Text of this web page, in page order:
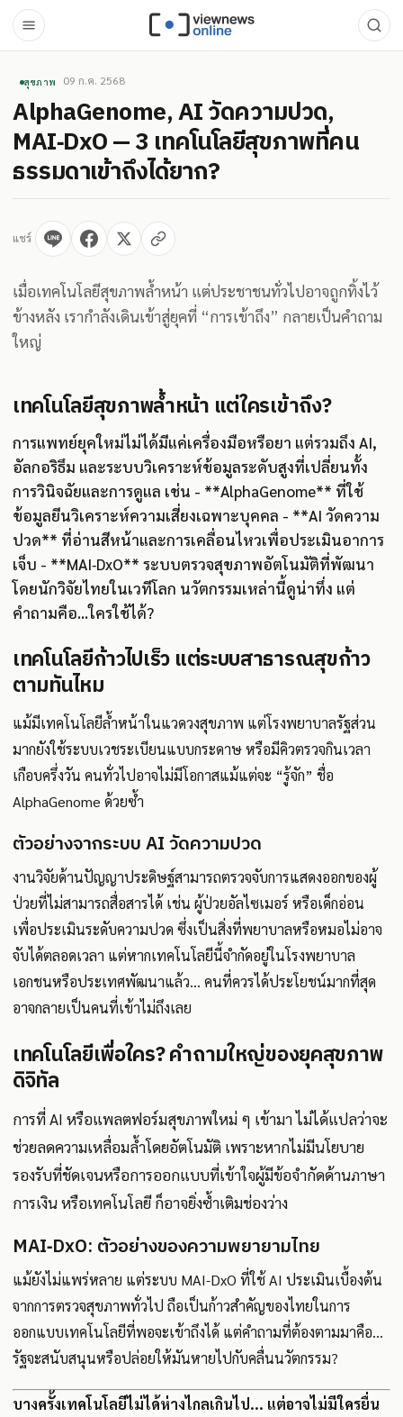
สุขภาพ 09 ก.ค. 2568
AlphaGenome, AI วัดความปวด,
MAI‑DxO — 3 เทคโนโลยีสุขภาพที่คน
ธรรมดาเข้าถึงได้ยาก?
แชร์
เมื่อเทคโนโลยีสุขภาพล้ำหน้า แต่ประชาชนทั่วไปอาจถูกทิ้งไว้
ข้างหลัง เรากำลังเดินเข้าสู่ยุคที่ “การเข้าถึง” กลายเป็นคำถาม
ใหญ่
เทคโนโลยีสุขภาพล้ำหน้า แต่ใครเข้าถึง?
การแพทย์ยุคใหม่ไม่ได้มีแค่เครื่องมือหรือยา แต่รวมถึง AI,
อัลกอริธึม และระบบวิเคราะห์ข้อมูลระดับสูงที่เปลี่ยนทั้ง
การวินิจฉัยและการดูแล เช่น - **AlphaGenome** ที่ใช้
ข้อมูลยีนวิเคราะห์ความเสี่ยงเฉพาะบุคคล - **AI วัดความ
ปวด** ที่อ่านสีหน้าและการเคลื่อนไหวเพื่อประเมินอาการ
เจ็บ - **MAI‑DxO** ระบบตรวจสุขภาพอัตโนมัติที่พัฒนา
โดยนักวิจัยไทยในเวทีโลก นวัตกรรมเหล่านี้ดูน่าทึ่ง แต่
คำถามคือ...ใครใช้ได้?
เทคโนโลยีก้าวไปเร็ว แต่ระบบสาธารณสุขก้าว
ตามทันไหม
แม้มีเทคโนโลยีล้ำหน้าในแวดวงสุขภาพ แต่โรงพยาบาลรัฐส่วน
มากยังใช้ระบบเวชระเบียนแบบกระดาษ หรือมีคิวตรวจกินเวลา
เกือบครึ่งวัน คนทั่วไปอาจไม่มีโอกาสแม้แต่จะ “รู้จัก” ชื่อ
AlphaGenome ด้วยซ้ำ
ตัวอย่างจากระบบ AI วัดความปวด
งานวิจัยด้านปัญญาประดิษฐ์สามารถตรวจจับการแสดงออกของผู้
ป่วยที่ไม่สามารถสื่อสารได้ เช่น ผู้ป่วยอัลไซเมอร์ หรือเด็กอ่อน
เพื่อประเมินระดับความปวด ซึ่งเป็นสิ่งที่พยาบาลหรือหมอไม่อาจ
จับได้ตลอดเวลา แต่หากเทคโนโลยีนี้จำกัดอยู่ในโรงพยาบาล
เอกชนหรือประเทศพัฒนาแล้ว... คนที่ควรได้ประโยชน์มากที่สุด
อาจกลายเป็นคนที่เข้าไม่ถึงเลย
เทคโนโลยีเพื่อใคร? คำถามใหญ่ของยุคสุขภาพ
ดิจิทัล
การที่ AI หรือแพลตฟอร์มสุขภาพใหม่ ๆ เข้ามา ไม่ได้แปลว่าจะ
ช่วยลดความเหลื่อมล้ำโดยอัตโนมัติ เพราะหากไม่มีนโยบาย
รองรับที่ชัดเจนหรือการออกแบบที่เข้าใจผู้มีข้อจำกัดด้านภาษา
การเงิน หรือเทคโนโลยี ก็อาจยิ่งซ้ำเติมช่องว่าง
MAI‑DxO: ตัวอย่างของความพยายามไทย
แม้ยังไม่แพร่หลาย แต่ระบบ MAI‑DxO ที่ใช้ AI ประเมินเบื้องต้น
จากการตรวจสุขภาพทั่วไป ถือเป็นก้าวสำคัญของไทยในการ
ออกแบบเทคโนโลยีที่พอจะเข้าถึงได้ แต่คำถามที่ต้องตามมาคือ…
รัฐจะสนับสนุนหรือปล่อยให้มันหายไปกับคลื่นนวัตกรรม?
บางครั้งเทคโนโลยีไม่ได้ห่างไกลเกินไป... แต่อาจไม่มีใครยื่น